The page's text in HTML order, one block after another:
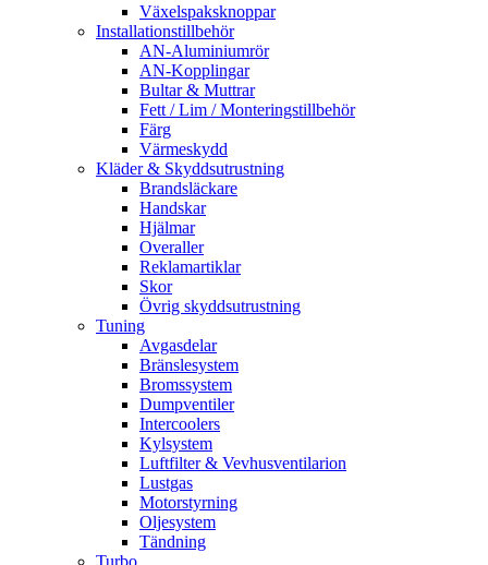
Växelspaksknoppar
Installationstillbehör
AN-Aluminiumrör
AN-Kopplingar
Bultar & Muttrar
Fett / Lim / Monteringstillbehör
Färg
Värmeskydd
Kläder & Skyddsutrustning
Brandsläckare
Handskar
Hjälmar
Overaller
Reklamartiklar
Skor
Övrig skyddsutrustning
Tuning
Avgasdelar
Bränslesystem
Bromssystem
Dumpventiler
Intercoolers
Kylsystem
Luftfilter & Vevhusventilarion
Lustgas
Motorstyrning
Oljesystem
Tändning
Turbo